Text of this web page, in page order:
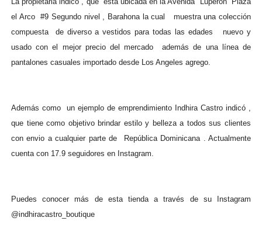
el Arco #9 Segundo nivel , Barahona la cual muestra una colección
compuesta de diverso a vestidos para todas las edades nuevo y
usado con el mejor precio del mercado además de una línea de
pantalones casuales importado desde Los Angeles agrego.
Además como un ejemplo de emprendimiento Indhira Castro indicó ,
que tiene como objetivo brindar estilo y belleza a todos sus clientes
con envio a cualquier parte de República Dominicana . Actualmente
cuenta con 17.9 seguidores en Instagram.
Puedes conocer más de esta tienda a través de su Instagram
@indhiracastro_boutique